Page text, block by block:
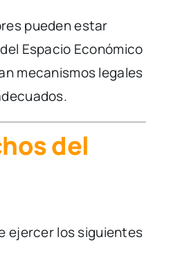
pueden estar
Espacio Económico
mecanismos legales
del
ejercer los siguientes